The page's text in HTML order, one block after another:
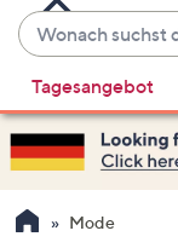
Wonach
suchst
du
heute?
Vorschläge
verfügbar
sind,
verwenden
Sie
Tagesangebot
Mode